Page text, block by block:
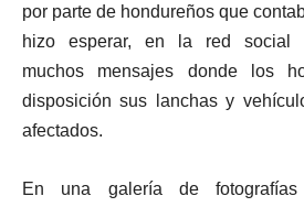
por parte de hondureños que
hizo esperar, en la red social
muchos mensajes donde los
disposición sus lanchas y
afectados.
En una galería de